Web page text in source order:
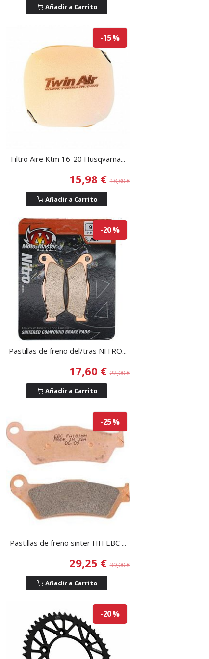
Añadir a Carrito
-15 %
Filtro Aire Ktm 16-20 Husqvarna...
15,98 €18,80 €
Añadir a Carrito
-20 %
Pastillas de freno del/tras NITRO...
17,60 €22,00 €
Añadir a Carrito
-25 %
Pastillas de freno sinter HH EBC ...
29,25 €39,00 €
Añadir a Carrito
-20 %